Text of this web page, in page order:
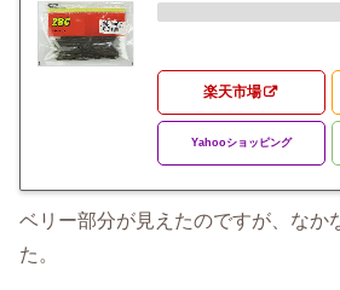
楽天市場
Yahooショッピング
ベリー部分が見えたのですが、なか
た。